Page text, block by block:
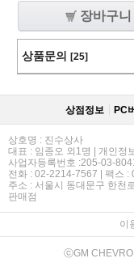
장바구니
상품문의 [25]
상점정보 PC
상호명 : 진수상사
대표 : 임종오 외1명 | 개인정
사업자등록번호 :205-03-
전화 : 02-2214-7567 | 팩스 :
주소 : 서울시 동대문구 한천
판매점
이
ⓒGM